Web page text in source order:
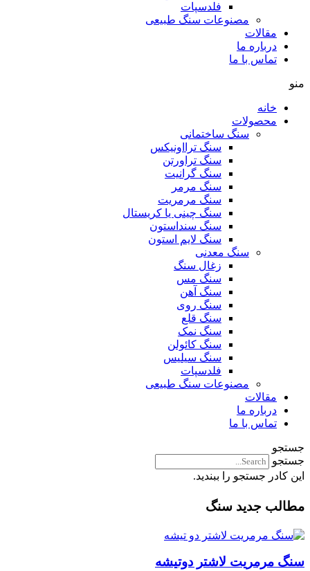
فلدسپات
مصنوعات سنگ طبیعی
مقالات
درباره ما
تماس با ما
منو
خانه
محصولات
سنگ ساختمانی
سنگ ترااونیکس
سنگ تراورتن
سنگ گرانیت
سنگ مرمر
سنگ مرمریت
سنگ چینی یا کریستال
سنگ سنداستون
سنگ لایم استون
سنگ معدنی
زغال سنگ
سنگ مس
سنگ آهن
سنگ روی
سنگ قلع
سنگ نمک
سنگ کائولن
سنگ سیلیس
فلدسپات
مصنوعات سنگ طبیعی
مقالات
درباره ما
تماس با ما
جستجو
جستجو
این کادر جستجو را ببندید.
مطالب جدید سنگ
سنگ مرمریت لاشتر دوتیشه